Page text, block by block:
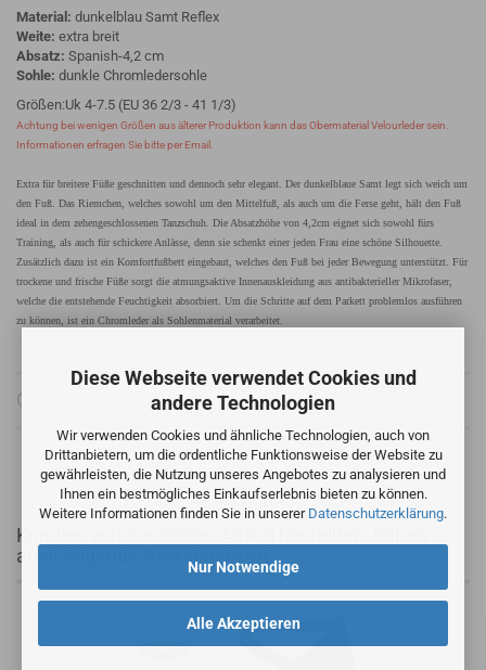
Diese Webseite verwendet Cookies und
andere Technologien
Wir verwenden Cookies und ähnliche Technologien, auch von
Drittanbietern, um die ordentliche Funktionsweise der Website zu
gewährleisten, die Nutzung unseres Angebotes zu analysieren und
Ihnen ein bestmögliches Einkaufserlebnis bieten zu können.
Weitere Informationen finden Sie in unserer Datenschutzerklärung.
Alle Akzeptieren
Nur Notwendige
Material: dunkelblau Samt Reflex
Weite: extra breit
Absatz: Spanish-4,2 cm
Sohle: dunkle Chromledersohle
Größen:Uk 4-7.5 (EU 36 2/3 - 41 1/3)
Achtung bei wenigen Größen aus älterer Produktion kann das Obermaterial Velourleder sein.
Informationen erfragen Sie bitte per Email.
Extra für breitere Füße geschnitten und dennoch sehr elegant. Der dunkelblaue Samt legt sich weich um
den Fuß. Das Riemchen, welches sowohl um den Mittelfuß, als auch um die Ferse geht, hält den Fuß
ideal in dem zehengeschlossenen Tanzschuh. Die Absatzhöhe von 4,2cm eignet sich sowohl fürs
Training, als auch für schickere Anlässe, denn sie schenkt einer jeden Frau eine schöne Silhouette.
Zusätzlich dazu ist ein Komfortfußbett eingebaut, welches den Fuß bei jeder Bewegung unterstützt. Für
trockene und frische Füße sorgt die atmungsaktive Innenauskleidung aus antibakterieller Mikrofaser,
welche die entstehende Feuchtigkeit absorbiert. Um die Schritte auf dem Parkett problemlos ausführen
zu können, ist ein Chromleder als Sohlenmaterial verarbeitet.
Größentabelle
Kunden, welche diesen Artikel bestellten, haben
auch folgende Artikel gekauft: